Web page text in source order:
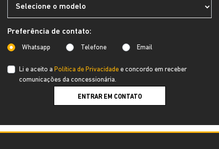
Preferência de contato:
Whatsapp Telefone Email
Li e aceito a Política de Privacidade e concordo em receber
comunicações da concessionária.
ENTRAR EM CONTATO